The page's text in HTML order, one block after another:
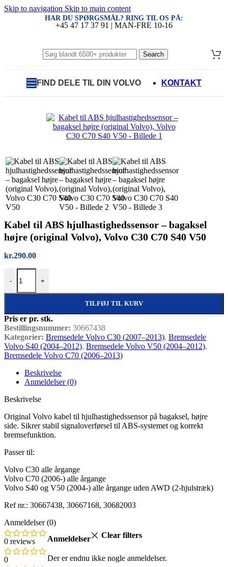
Skip to navigation Skip to main content
HAR DU SPØRGSMÅL? RING TIL OS PÅ:
+45 47 17 37 91 | MAN-FRE 10-16
Search
FIND DELE TIL DIN VOLVO KONTAKT
Kabel til ABS hjulhastighedssensor – bagaksel
højre (original Volvo), Volvo C30 C70 S40 V50
kr.290.00
-
Kabel til ABS hjulhastighedssensor – bagaksel højre (original
+
TILFØJ TIL KURV
Pris er pr. stk.
Bestillingsnummer: 30667438
Kategorier: Bremsedele Volvo C30 (2007–2013), Bremsedele
Volvo S40 (2004–2012), Bremsedele Volvo V50 (2004–2012),
Bremsedele Volvo C70 (2006–2013)
Beskrivelse
Anmeldelser (0)
Beskrivelse
Original Volvo kabel til hjulhastighedssensor på bagaksel, højre
side. Sikrer stabil signaloverførsel til ABS-systemet og korrekt
bremsefunktion.
Passer til:
Volvo C30 alle årgange
Volvo C70 (2006-) alle årgange
Volvo S40 og V50 (2004-) alle årgange uden AWD (2-hjulstræk)
Ref nr.: 30667438, 30667168, 30682003
Anmeldelser (0)
0 reviews
0
Anmeldelser Clear filters
Der er endnu ikke nogle anmeldelser.